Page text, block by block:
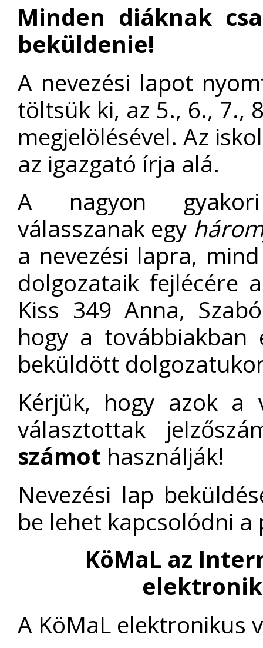
Minden diáknak
beküldenie!
A nevezési lapot
töltsük ki, az 5., 6., 7.,
megjelölésével. Az
az igazgató írja alá.
A nagyon gyakori
válasszanak egy
a nevezési lapra,
dolgozataik fejlécére
Kiss 349 Anna,
hogy a
beküldött
Kérjük, hogy azok a
választottak
számot használják!
Nevezési lap
be lehet kapcsolódni a
KöMaL az
A KöMaL elektronikus